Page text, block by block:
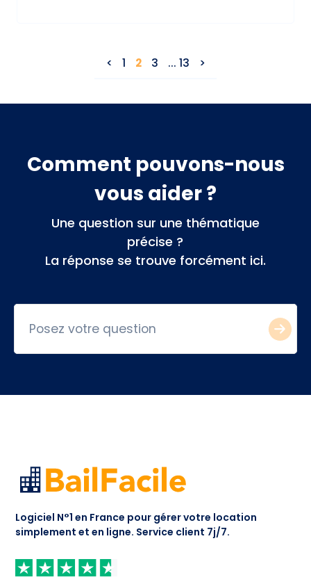
1 2 3 ... 13
Comment pouvons-nous
vous aider ?
Une question sur une thématique
précise ?
La réponse se trouve forcément ici.
Logiciel N°1 en France pour gérer votre location
simplement et en ligne. Service client 7j/7.